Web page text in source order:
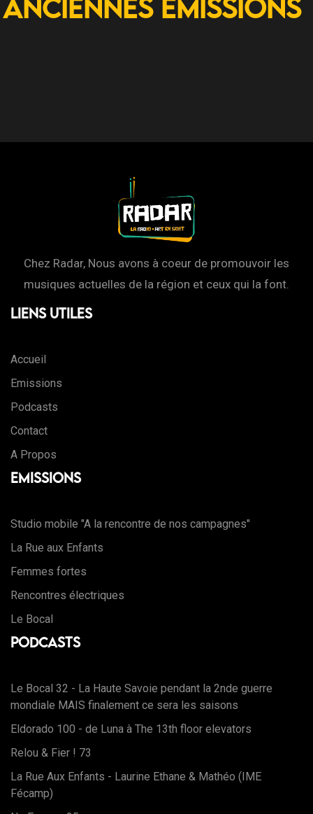
Anciennes Emissions
Chez Radar, Nous avons à coeur de promouvoir les
musiques actuelles de la région et ceux qui la font.
Liens Utiles
Accueil
Emissions
Podcasts
Contact
A Propos
Emissions
Studio mobile "A la rencontre de nos campagnes"
La Rue aux Enfants
Femmes fortes
Rencontres électriques
Le Bocal
Podcasts
Le Bocal 32 - La Haute Savoie pendant la 2nde guerre
mondiale MAIS finalement ce sera les saisons
Eldorado 100 - de Luna à The 13th floor elevators
Relou & Fier ! 73
La Rue Aux Enfants - Laurine Ethane & Mathéo (IME
Fécamp)